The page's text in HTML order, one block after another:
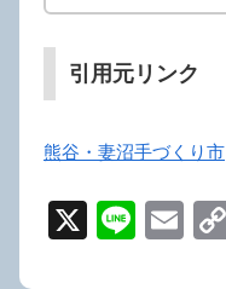
引用元リンク
熊谷・妻沼手づくり市
X
Li
E